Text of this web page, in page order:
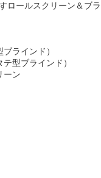
ロールスクリーン＆ブラ
ラインド）
型ブラインド）
ーン